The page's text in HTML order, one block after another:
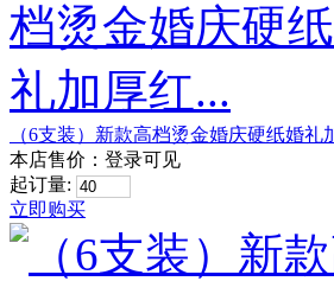
（6支装）新款高档烫金婚庆硬纸婚礼
本店售价： 登录可见
起订量:
立即购买